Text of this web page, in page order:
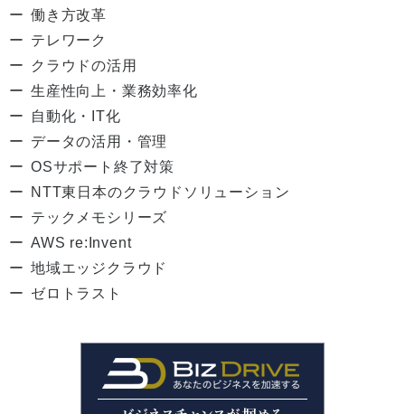
働き方改革
テレワーク
クラウドの活用
生産性向上・業務効率化
自動化・IT化
データの活用・管理
OSサポート終了対策
NTT東日本のクラウドソリューション
テックメモシリーズ
AWS re:Invent
地域エッジクラウド
ゼロトラスト